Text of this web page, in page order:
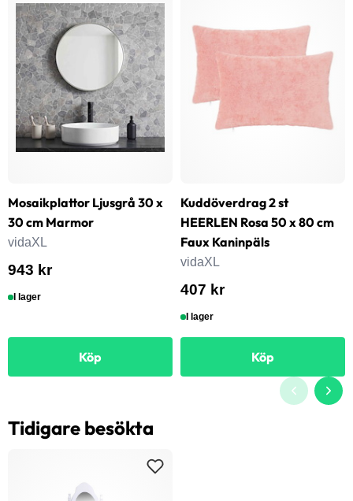
Mosaikplattor Ljusgrå 30 x
30 cm Marmor
vidaXL
943 kr
I lager
Köp
Kuddöverdrag 2 st
HEERLEN Rosa 50 x 80 cm
Faux Kaninpäls
vidaXL
407 kr
I lager
Köp
Tidigare besökta